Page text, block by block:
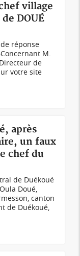
village
DOUÉ
de réponse
M.
de
votre site
après
un faux
chef du
de Duékoué
Doué,
canton
de Duékoué,